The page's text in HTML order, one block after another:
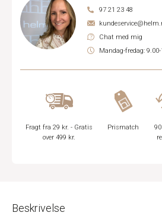
97 21 23 48
Chat med mig
Mandag-fredag:
Fragt fra 29 kr. - Gratis
over 499 kr.
Prismatch
Beskrivelse